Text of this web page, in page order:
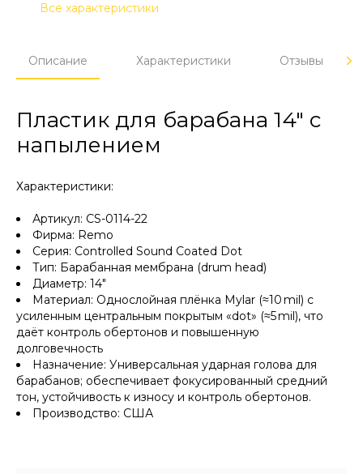
Все характеристики
Описание Характеристики Отзывы
Пластик для барабана 14" с
напылением
Характеристики:
Артикул: CS-0114-22
Фирма: Remo
Серия: Controlled Sound Coated Dot
Тип: Барабанная мембрана (drum head)
Диаметр: 14"
Материал: Однослойная плёнка Mylar (≈10 mil) с
усиленным центральным покрытым «dot» (≈5 mil), что
даёт контроль обертонов и повышенную
долговечность
Назначение: Универсальная ударная голова для
барабанов; обеспечивает фокусированный средний
тон, устойчивость к износу и контроль обертонов.
Производство: США